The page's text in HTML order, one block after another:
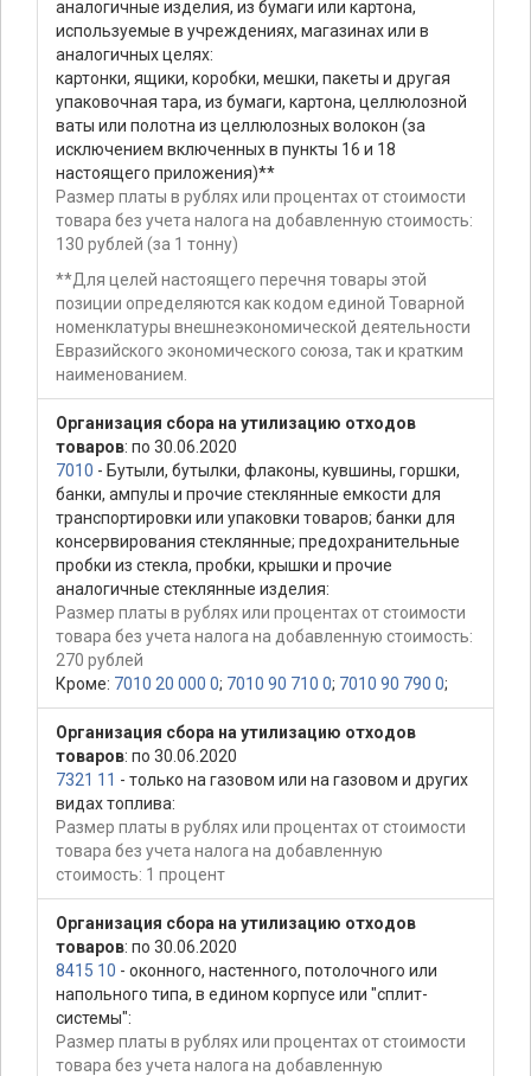
аналогичные изделия, из бумаги или картона,
используемые в учреждениях, магазинах или в
аналогичных целях:
картонки, ящики, коробки, мешки, пакеты и другая
упаковочная тара, из бумаги, картона, целлюлозной
ваты или полотна из целлюлозных волокон (за
исключением включенных в пункты 16 и 18
настоящего приложения)**
Размер платы в рублях или процентах от стоимости
товара без учета налога на добавленную стоимость:
130 рублей (за 1 тонну)
**Для целей настоящего перечня товары этой
позиции определяются как кодом единой Товарной
номенклатуры внешнеэкономической деятельности
Евразийского экономического союза, так и кратким
наименованием.
Организация сбора на утилизацию отходов
товаров: по 30.06.2020
7010 - Бутыли, бутылки, флаконы, кувшины, горшки,
банки, ампулы и прочие стеклянные емкости для
транспортировки или упаковки товаров; банки для
консервирования стеклянные; предохранительные
пробки из стекла, пробки, крышки и прочие
аналогичные стеклянные изделия:
Размер платы в рублях или процентах от стоимости
товара без учета налога на добавленную стоимость:
270 рублей
Кроме: 7010 20 000 0; 7010 90 710 0; 7010 90 790 0;
Организация сбора на утилизацию отходов
товаров: по 30.06.2020
7321 11 - только на газовом или на газовом и других
видах топлива:
Размер платы в рублях или процентах от стоимости
товара без учета налога на добавленную
стоимость: 1 процент
Организация сбора на утилизацию отходов
товаров: по 30.06.2020
8415 10 - оконного, настенного, потолочного или
напольного типа, в едином корпусе или "сплит-
системы":
Размер платы в рублях или процентах от стоимости
товара без учета налога на добавленную